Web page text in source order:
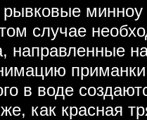
случае
направленные
в воде
как красная